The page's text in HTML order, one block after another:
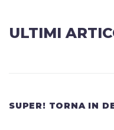
ULTIMI
SUPER! TORNA IN